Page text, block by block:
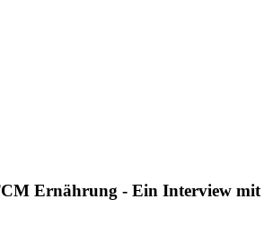
Ernährung - Ein Interview mit